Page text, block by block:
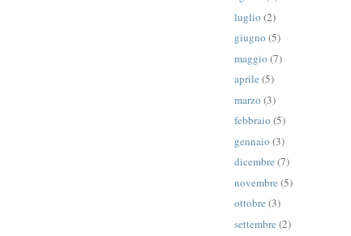
luglio (2)
giugno (5)
maggio (7)
aprile (5)
marzo (3)
febbraio (5)
gennaio (3)
dicembre (7)
novembre (5)
ottobre (3)
settembre (2)